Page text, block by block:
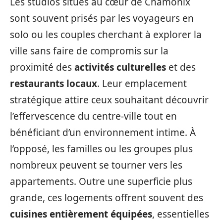
sont souvent prisés par les voyageurs en
solo ou les couples cherchant à explorer la
ville sans faire de compromis sur la
proximité desactivités culturelles et des
restaurants locaux. Leur emplacement
stratégique attire ceux souhaitant découvrir
l’effervescence du centre-ville tout en
bénéficiant d’un environnement intime. À
l’opposé, les familles ou les groupes plus
nombreux peuvent se tourner vers les
appartements. Outre une superficie plus
grande, ces logements offrent souvent des
cuisines entièrement équipées, essentielles